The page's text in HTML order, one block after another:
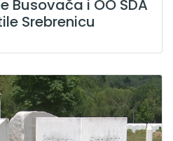
Busovača i OO SDA
Srebrenicu